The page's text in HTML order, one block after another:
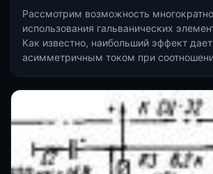
Рассмотрим возможность
использования гальванических
Как известно, наибольший эффект
асимметричным током при